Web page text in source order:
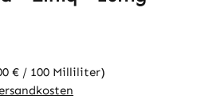
€ / 100 Milliliter)